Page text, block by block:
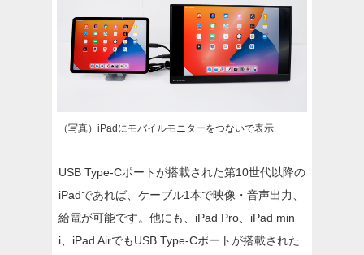
（写真）iPadにモバイルモニターをつないで表示
USB Type-Cポートが搭載された第10世代以降の
iPadであれば、ケーブル1本で映像・音声出力、
給電が可能です。他にも、iPad Pro、iPad min
i、iPad AirでもUSB Type-Cポートが搭載された